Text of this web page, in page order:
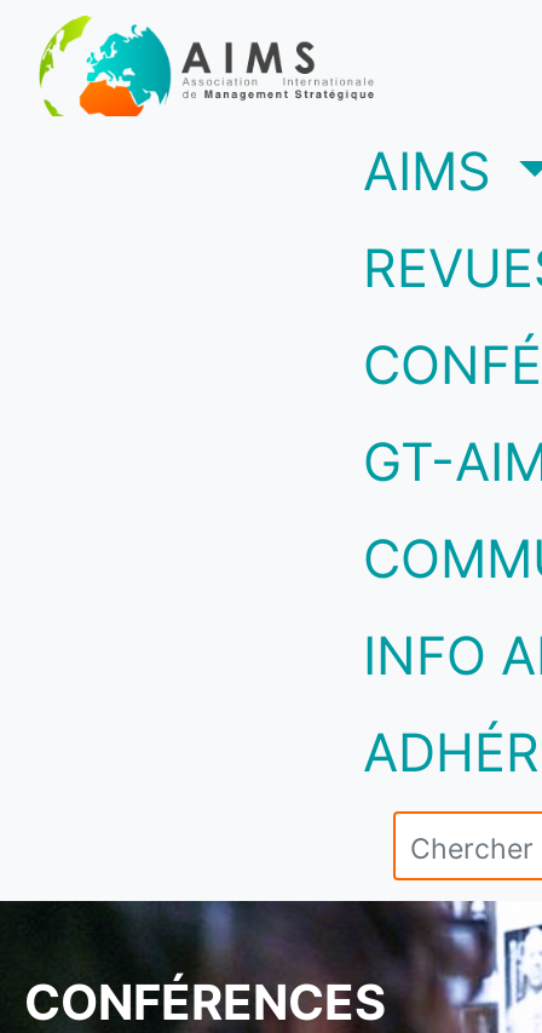
AIMS
GT-
INFO
CONFÉRENCES